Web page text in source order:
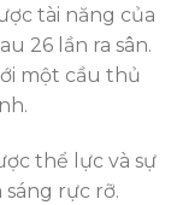
tài năng của
26 lần ra sân.
một cầu thủ
thể lực và sự
rực rỡ.